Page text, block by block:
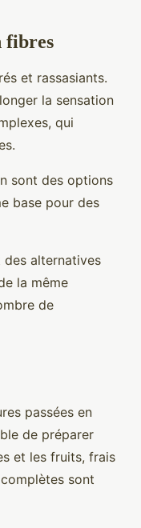
fibres
et rassasiants.
la sensation
qui
sont des options
base pour des
alternatives
la même
de
passées en
de préparer
et les fruits, frais
sont